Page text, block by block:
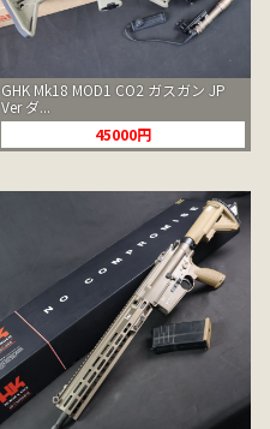
GHK Mk18 MOD1 CO2 ガスガン JP
Ver ダ...
45000円